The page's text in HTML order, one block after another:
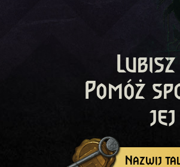
Pomóż
jej
Nazwij